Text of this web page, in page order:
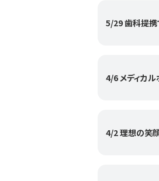
5/29 歯科提携
4/6 メディカ
4/2 理想の笑